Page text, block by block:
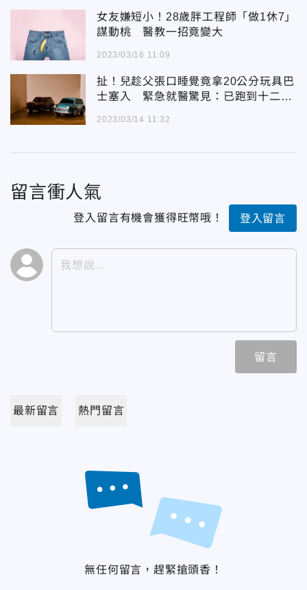
女友嫌短小！28歲胖工程師「做1休7」
謀動桃 醫教一招竟變大
2023/03/16 11:09
扯！兒趁父張口睡覺竟拿20公分玩具巴
士塞入 緊急就醫驚見：已跑到十二指
2023/03/14 11:32
留言衝人氣
登入留言有機會獲得旺幣哦！ 登入留言
留言
最新留言 熱門留言
無任何留言，趕緊搶頭香！